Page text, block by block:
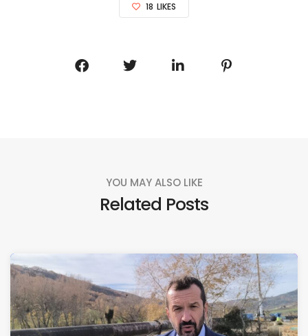
18 LIKES
YOU MAY ALSO LIKE
Related Posts